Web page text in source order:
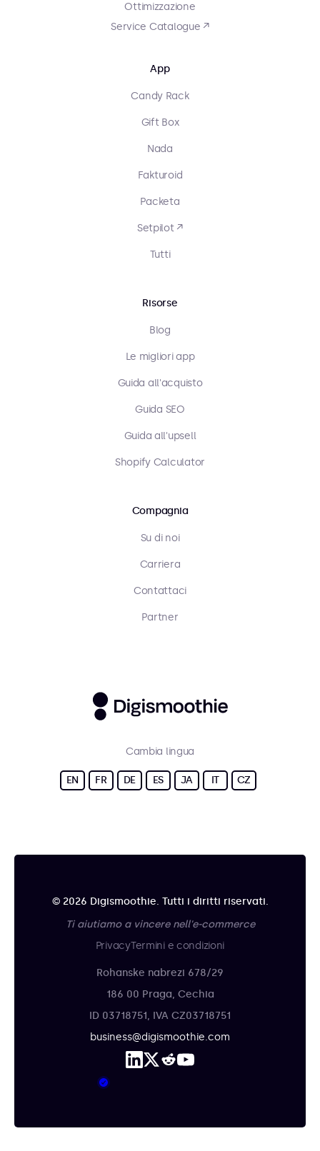
Ottimizzazione
Service Catalogue ↗
App
Candy Rack
Gift Box
Nada
Fakturoid
Packeta
Setpilot ↗
Tutti
Risorse
Blog
Le migliori app
Guida all'acquisto
Guida SEO
Guida all'upsell
Shopify Calculator
Compagnia
Su di noi
Carriera
Contattaci
Partner
Cambia lingua
EN FR DE ES JA IT CZ
© 2026 Digismoothie. Tutti i diritti riservati.
Ti aiutiamo a vincere nell'e-commerce
PrivacyTermini e condizioni
Rohanske nabrezi 678/29
186 00 Praga, Cechia
ID 03718751, IVA CZ03718751
business@digismoothie.com